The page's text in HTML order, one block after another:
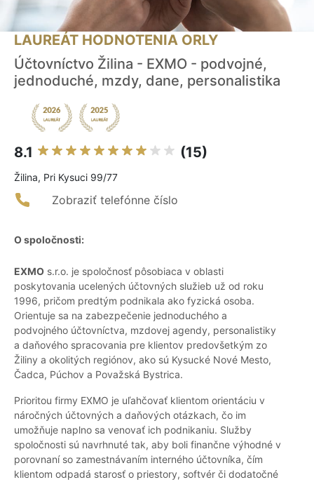
LAUREÁT HODNOTENIA ORLY
Účtovníctvo Žilina - EXMO - podvojné,
jednoduché, mzdy, dane, personalistika
8.1 (15)
Žilina, Pri Kysuci 99/77
Zobraziť telefónne číslo
O spoločnosti:
EXMO s.r.o. je spoločnosť pôsobiaca v oblasti
poskytovania ucelených účtovných služieb už od roku
1996, pričom predtým podnikala ako fyzická osoba.
Orientuje sa na zabezpečenie jednoduchého a
podvojného účtovníctva, mzdovej agendy, personalistiky
a daňového spracovania pre klientov predovšetkým zo
Žiliny a okolitých regiónov, ako sú Kysucké Nové Mesto,
Čadca, Púchov a Považská Bystrica.
Prioritou firmy EXMO je uľahčovať klientom orientáciu v
náročných účtovných a daňových otázkach, čo im
umožňuje naplno sa venovať ich podnikaniu. Služby
spoločnosti sú navrhnuté tak, aby boli finančne výhodné v
porovnaní so zamestnávaním interného účtovníka, čím
klientom odpadá starosť o priestory, softvér či dodatočné